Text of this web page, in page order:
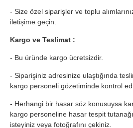
- Size özel siparişler ve toplu
iletişime geçin.
Kargo ve Teslimat :
- Bu üründe kargo ücretsizdir.
- Siparişiniz adresinize ulaştığında
kargo personeli gözetiminde kontrol
- Herhangi bir hasar söz konusuysa
kargo personeline hasar tespit
isteyiniz veya fotoğrafını çekiniz.